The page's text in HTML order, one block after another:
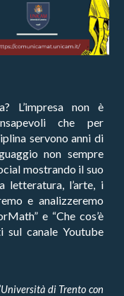
L’impresa non è
che per
servono anni di
non sempre
mostrando il suo
letteratura, l’arte, i
e analizzeremo
e “Che cos’è
sul canale Youtube
di Trento con